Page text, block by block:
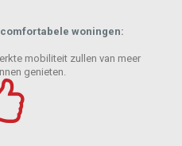
woningen:
mobiliteit zullen van meer
genieten.